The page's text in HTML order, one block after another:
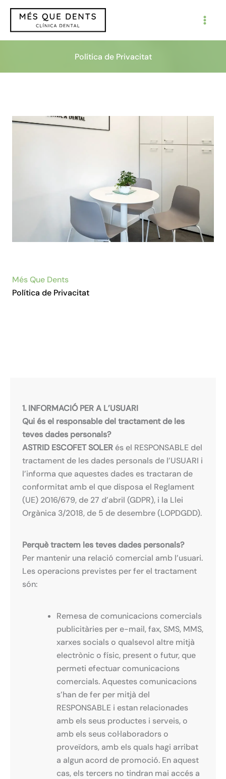
Vés
contingut
Política de Privacitat
Més Que Dents
Política de Privacitat
1. INFORMACIÓ PER A L’USUARI
Qui és el responsable del tractament de les
teves dades personals?
ASTRID ESCOFET SOLER és el RESPONSABLE del
tractament de les dades personals de l’USUARI i
l’informa que aquestes dades es tractaran de
conformitat amb el que disposa el Reglament
(UE) 2016/679, de 27 d’abril (GDPR), i la Llei
Orgànica 3/2018, de 5 de desembre (LOPDGDD).
Perquè tractem les teves dades personals?
Per mantenir una relació comercial amb l’usuari.
Les operacions previstes per fer el tractament
són:
Remesa de comunicacions comercials
publicitàries per e-mail, fax, SMS, MMS,
xarxes socials o qualsevol altre mitjà
electrònic o físic, present o futur, que
permeti efectuar comunicacions
comercials. Aquestes comunicacions
s’han de fer per mitjà del
RESPONSABLE i estan relacionades
amb els seus productes i serveis, o
amb els seus col·laboradors o
proveïdors, amb els quals hagi arribat
a algun acord de promoció. En aquest
cas, els tercers no tindran mai accés a